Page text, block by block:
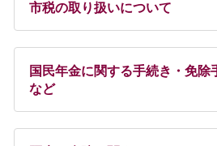
市税の取り扱いについて
国民年金に関する手続き・免除
など